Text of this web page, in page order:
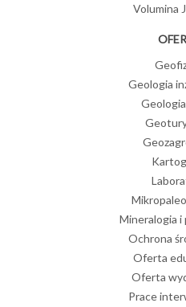
Volumina
Geologia
Mineralogia
Ochrona
Oferta
Oferta
Prace